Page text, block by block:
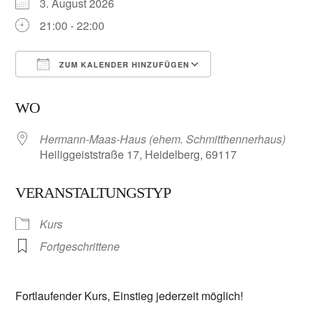
3. August 2026
21:00 - 22:00
ZUM KALENDER HINZUFÜGEN
WO
Hermann-Maas-Haus (ehem. Schmitthennerhaus)
Heiliggeiststraße 17, Heidelberg, 69117
VERANSTALTUNGSTYP
Kurs
Fortgeschrittene
Fortlaufender Kurs, Einstieg jederzeit möglich!